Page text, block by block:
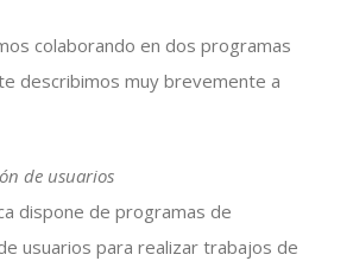
colaborando en dos programas
describimos muy brevemente a
de usuarios
dispone de programas de
usuarios para realizar trabajos de